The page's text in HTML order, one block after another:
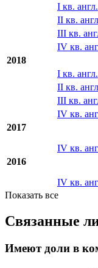
I кв. англ.
II кв.
III кв.
IV кв.
2018
I кв. англ.
II кв.
III кв.
IV кв.
2017
IV кв.
2016
IV кв.
Показать все
Связанные
Имеют доли в